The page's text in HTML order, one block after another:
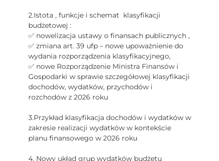
2.Istota , funkcje i schemat klasyfikacji
budżetowej :
✅ nowelizacja ustawy o finansach publicznych ,
✅ zmiana art. 39 ufp – nowe upoważnienie do
wydania rozporządzenia klasyfikacyjnego,
✅ nowe Rozporządzenie Ministra Finansów i
Gospodarki w sprawie szczegółowej klasyfikacji
dochodów, wydatków, przychodów i
rozchodów z 2026 roku
3.Przykład klasyfikacja dochodów i wydatków w
zakresie realizacji wydatków w kontekście
planu finansowego w 2026 roku
4. Nowy układ grup wydatków budżetu